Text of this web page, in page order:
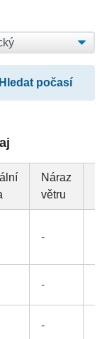
Náraz
větru
-
-
-